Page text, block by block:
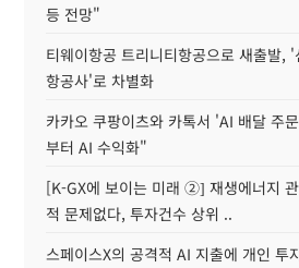
등 전망"
티웨이항공 트리니티항공으로 새출발,
항공사'로 차별화
카카오 쿠팡이츠와 카톡서 'AI 배달 주
부터 AI 수익화"
[K-GX에 보이는 미래 ②] 재생에너지
적 문제없다, 투자건수 상위 ..
스페이스X의 공격적 AI 지출에 개인 투